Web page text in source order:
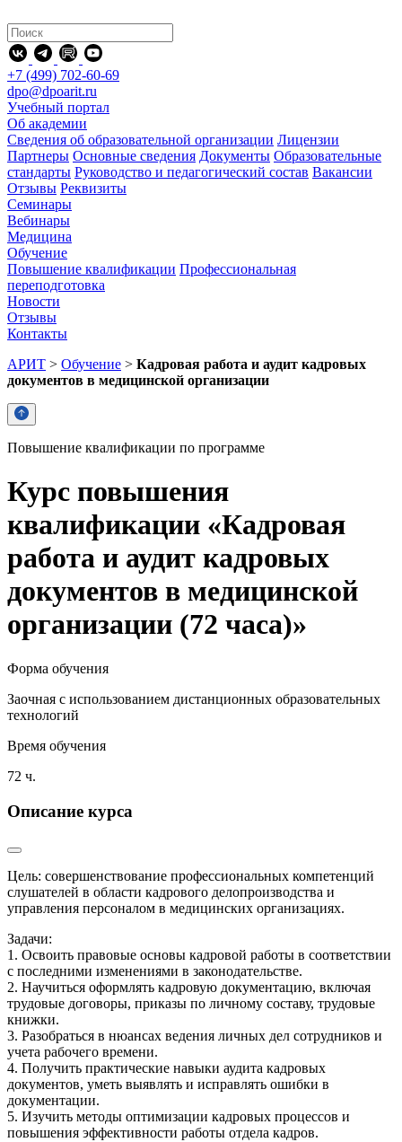
+7 (499) 702-60-69
dpo@dpoarit.ru
Учебный портал
Об академии
Сведения об образовательной организации Лицензии
Партнеры Основные сведения Документы Образовательные
стандарты Руководство и педагогический состав Вакансии
Отзывы Реквизиты
Семинары
Вебинары
Медицина
Обучение
Повышение квалификации Профессиональная
переподготовка
Новости
Отзывы
Контакты
АРИТ > Обучение > Кадровая работа и аудит кадровых
документов в медицинской организации
Повышение квалификации по программе
Курс повышения
квалификации «Кадровая
работа и аудит кадровых
документов в медицинской
организации (72 часа)»
Форма обучения
Заочная с использованием дистанционных образовательных
технологий
Время обучения
72 ч.
Описание курса
Цель: совершенствование профессиональных компетенций
слушателей в области кадрового делопроизводства и
управления персоналом в медицинских организациях.
Задачи:
1. Освоить правовые основы кадровой работы в соответствии
с последними изменениями в законодательстве.
2. Научиться оформлять кадровую документацию, включая
трудовые договоры, приказы по личному составу, трудовые
книжки.
3. Разобраться в нюансах ведения личных дел сотрудников и
учета рабочего времени.
4. Получить практические навыки аудита кадровых
документов, уметь выявлять и исправлять ошибки в
документации.
5. Изучить методы оптимизации кадровых процессов и
повышения эффективности работы отдела кадров.